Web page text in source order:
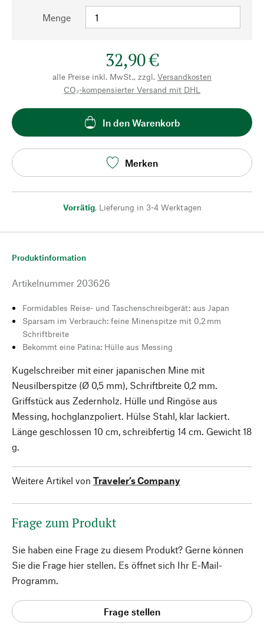
Menge
32,90 €
alle Preise inkl. MwSt., zzgl. Versandkosten
CO₂-kompensierter Versand mit DHL
In den Warenkorb
Merken
Vorrätig, Lieferung in 3-4 Werktagen
Produktinformation
Artikelnummer 203626
Formidables Reise- und Taschenschreibgerät: aus Japan
Sparsam im Verbrauch: feine Minenspitze mit 0,2 mm
Schriftbreite
Bekommt eine Patina: Hülle aus Messing
Kugelschreiber mit einer japanischen Mine mit
Neusilberspitze (Ø 0,5 mm), Schriftbreite 0,2 mm.
Griffstück aus Zedernholz. Hülle und Ringöse aus
Messing, hochglanzpoliert. Hülse Stahl, klar lackiert.
Länge geschlossen 10 cm, schreibfertig 14 cm. Gewicht 18
g.
Weitere Artikel von Traveler’s Company
Frage zum Produkt
Sie haben eine Frage zu diesem Produkt? Gerne können
Sie die Frage hier stellen. Es öffnet sich Ihr E-Mail-
Programm.
Frage stellen